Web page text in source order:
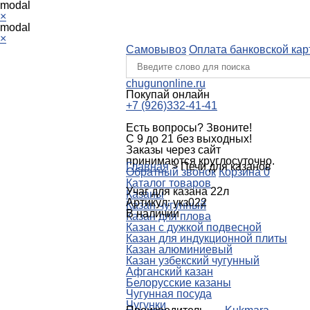
modal
×
modal
×
Самовывоз Оплата банковской
chugunonline.ru
Покупай онлайн
+7 (926)332-41-41
Есть вопросы? Звоните!
С 9 до 21 без выходных!
Заказы через сайт
принимаются круглосуточно.
Обратный звонок Корзина 0
Каталог товаров
Казаны
Казан чугунный
Казан для плова
Казан с дужкой подвесной
Казан для индукционной плиты
Казан алюминиевый
Казан узбекский чугунный
Афганский казан
Белорусские казаны
Чугунная посуда
Чугунки
Главная>Печи для казанов
Учаг для казана 22л
Артикул: укз022
В наличии